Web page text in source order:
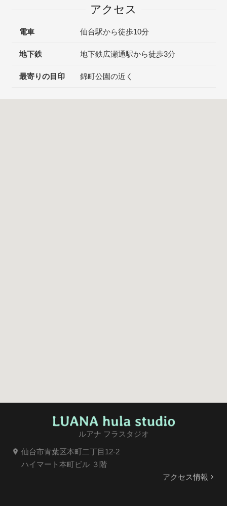
アクセス
電車 仙台駅から徒歩10分
地下鉄 地下鉄広瀬通駅から徒歩3分
最寄りの目印 錦町公園の近く
ルアナ フラスタジオ
location_on 仙台市青葉区本町二丁目12-2
ハイマート本町ビル ３階
アクセス情報 keyboard_arrow_right